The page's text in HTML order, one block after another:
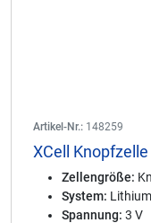
Artikel-Nr.: 148259
XCell
Zellengröße:
System: Lithium
Spannung: 3 V